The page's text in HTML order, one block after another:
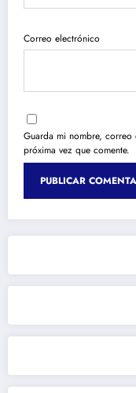
Correo electrónico
Guarda mi nombre,
próxima vez que comente.